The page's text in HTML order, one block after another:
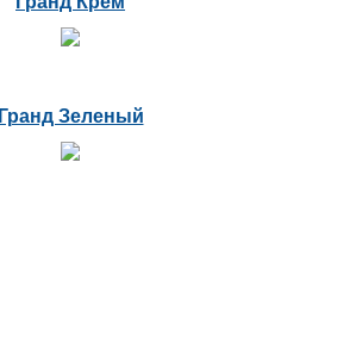
Гранд Зеленый